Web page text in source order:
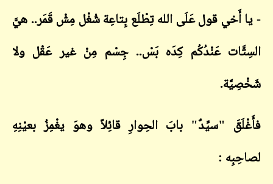
- يا أَخي قول عَلَى الله تِطْلَع بِتاعِة شُغْل مِشْ قَمَر.. هيَّ
السِتَّات عَنْدُكُم كِدَه بَسْ.. جِسْم مِنْ غير عَقْل ولا
شَخْصِيَّة.
فأَغْلَقَ "سيِّدٌ" بابَ الحِوارِ قائِلاً وهوَ يغْمِزُ بعيْنِهِ
لصاحِبِه :